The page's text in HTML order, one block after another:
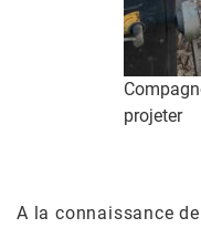
projeter
A la connaissance